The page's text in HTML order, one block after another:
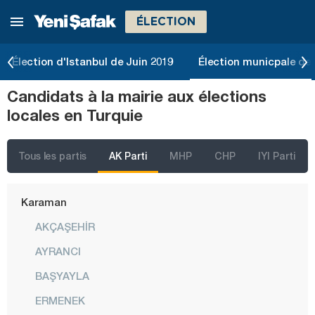
ÉLECTION
Élection d'Istanbul de Juin 2019 Élection municpale de
Candidats à la mairie aux élections
locales en Turquie
Tous les partis AK Parti MHP CHP IYI Parti
Gümüşhane
Iğdır
Isparta
Karabük
Karaman
AKÇAŞEHİR
AYRANCI
BAŞYAYLA
ERMENEK